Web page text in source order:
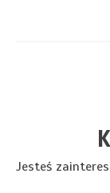
Jesteś